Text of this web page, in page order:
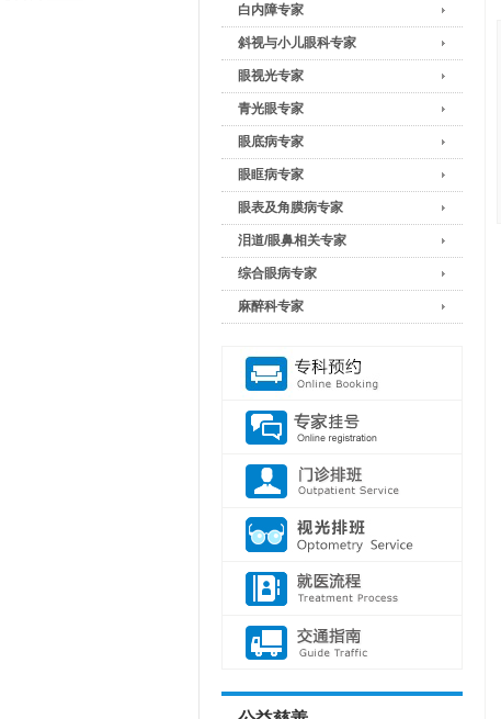
白内障专家
斜视与小儿眼科专家
眼视光专家
青光眼专家
眼底病专家
眼眶病专家
眼表及角膜病专家
泪道/眼鼻相关专家
综合眼病专家
麻醉科专家